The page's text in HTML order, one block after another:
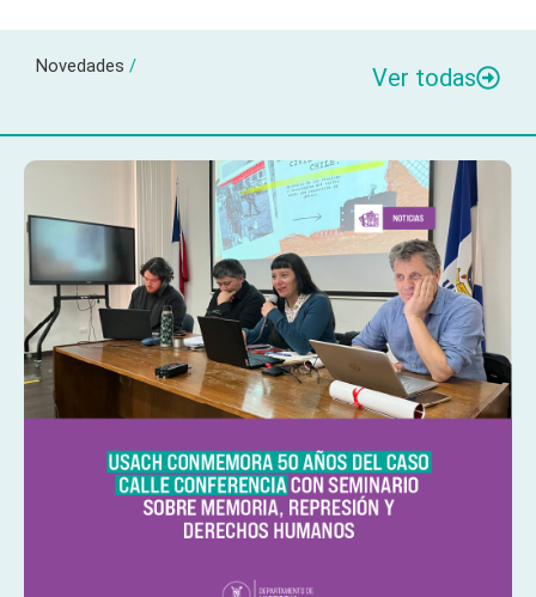
Novedades / Ver todas